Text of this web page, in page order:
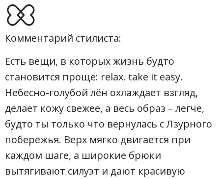
Комментарий стилиста:
Есть вещи, в которых жизнь будто
становится проще: relax. take it easy.
Небесно-голубой лён охлаждает взгляд,
делает кожу свежее, а весь образ – легче,
будто ты только что вернулась с Лзурного
побережья. Верх мягко двигается при
каждом шаге, а широкие брюки
вытягивают силуэт и дают красивую